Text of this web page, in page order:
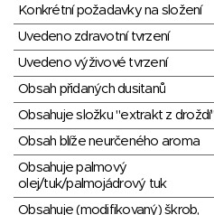
Konkrétní požadavky na složení
Uvedeno zdravotní tvrzení
Uvedeno výživové tvrzení
Obsah přidaných dusitanů
Obsahuje složku "extrakt z droždí"
Obsah blíže neurčeného aroma
Obsahuje palmový
olej/tuk/palmojádrový tuk
Obsahuje (modifikovaný) škrob,